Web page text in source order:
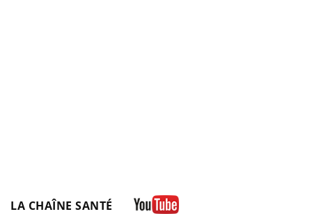
LA CHAÎNE SANTÉ